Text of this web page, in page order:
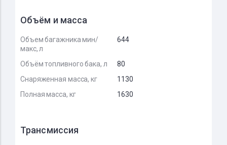
Объём и масса
Объем багажника мин/
макс, л
644
Объём топливного бака, л
80
Снаряженная масса, кг
1130
Полная масса, кг
1630
Трансмиссия